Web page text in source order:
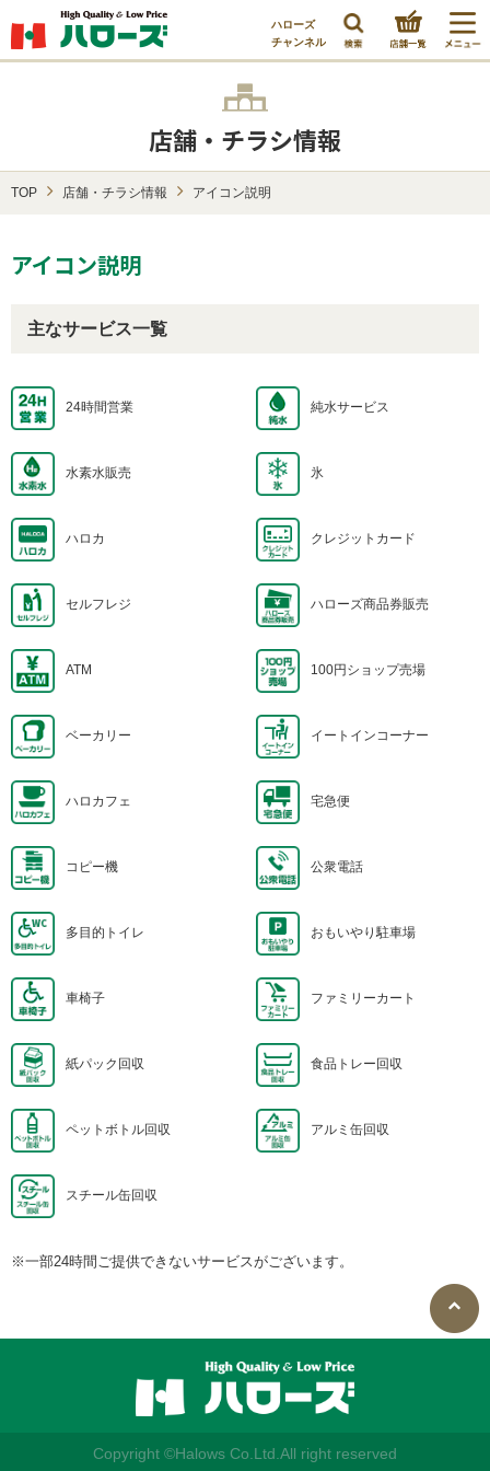
ハローズ
チャンネル
店舗・チラシ情報
TOP 店舗・チラシ情報 アイコン説明
アイコン説明
主なサービス一覧
24時間営業 純水サービス
水素水販売 氷
ハロカ クレジットカード
セルフレジ ハローズ商品券販売
ATM 100円ショップ売場
ベーカリー イートインコーナー
ハロカフェ 宅急便
コピー機 公衆電話
多目的トイレ おもいやり駐車場
車椅子 ファミリーカート
紙パック回収 食品トレー回収
ペットボトル回収 アルミ缶回収
スチール缶回収
※一部24時間ご提供できないサービスがございます。
Copyright ©Halows Co.Ltd. All right reserved